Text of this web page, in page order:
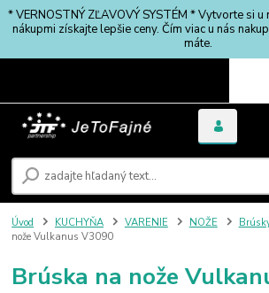
* VERNOSTNÝ ZĽAVOVÝ SYSTÉM * Vytvorte si
nákupmi získajte lepšie ceny. Čím viac u nás
máte.
Úvod KUCHYŇA VARENIE NOŽE
nože Vulkanus V3090
Brúska na nože